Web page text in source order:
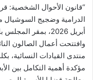
“قانون الأحوال الشخصية:
أبريل 2026، بمقر المجلس بالقاهرة.
وافتتحت أعمال الصالون
منتدى القيادات النسائية،
مؤكدة أهمية التكامل بين